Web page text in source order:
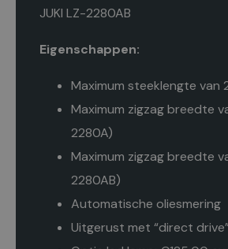
JUKI LZ-2280AB
Eigenschappen:
Maximum steeklengte van
Maximum zigzag breedte
2280A)
Maximum zigzag breedte
2280AB)
Automatische oliesmering
Uitgerust met “direct